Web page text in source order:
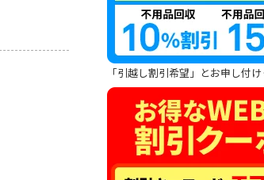
「引越し割引希望」とお申し付け